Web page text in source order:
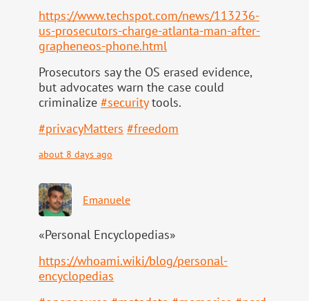
https://www.techspot.com/news/113236-
us-prosecutors-charge-atlanta-man-after-
grapheneos-phone.html
Prosecutors say the OS erased evidence,
but advocates warn the case could
criminalize #securitytools.
#privacyMatters #freedom
about 8 days ago
Emanuele
«Personal Encyclopedias»
https://whoami.wiki/blog/personal-
encyclopedias